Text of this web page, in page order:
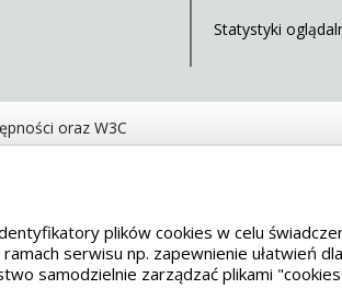
Statystyki
oraz W3C
plików cookies w celu
serwisu np. zapewnienie ułatwień
samodzielnie zarządzać plikami